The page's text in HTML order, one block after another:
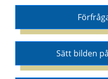
Sätt bilden